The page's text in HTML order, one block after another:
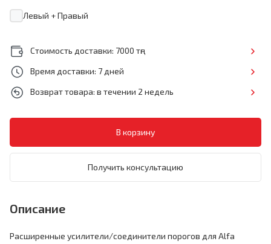
Левый + Правый
Стоимость доставки: 7000 тңг
Время доставки: 7 дней
Возврат товара: в течении 2 недель
Получить консультацию
Описание
Расширенные усилители/соединители порогов для Alfa